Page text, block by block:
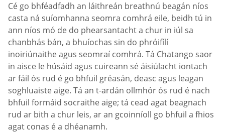
Cé go bhféadfadh an láithreán breathnú beagán níos
casta ná suíomhanna seomra comhrá eile, beidh tú in
ann níos mó de do phearsantacht a chur in iúl sa
chanbhás bán, a bhuíochas sin do phróifílí
inoiriúnaithe agus seomraí comhrá. Tá Chatango saor
in aisce le húsáid agus cuireann sé áisiúlacht iontach
ar fáil ós rud é go bhfuil gréasán, deasc agus leagan
soghluaiste aige. Tá an t-ardán ollmhór ós rud é nach
bhfuil formáid socraithe aige; tá cead agat beagnach
rud ar bith a chur leis, ar an gcoinníoll go bhfuil a fhios
agat conas é a dhéanamh.